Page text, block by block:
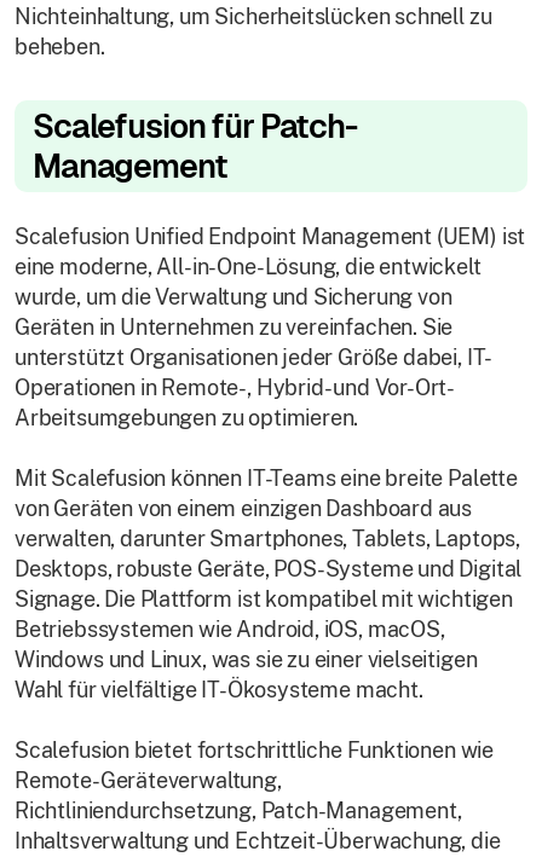
Nichteinhaltung, um Sicherheitslücken schnell zu
beheben.
Scalefusion für Patch-
Management
Scalefusion Unified Endpoint Management (UEM) ist
eine moderne, All-in-One-Lösung, die entwickelt
wurde, um die Verwaltung und Sicherung von
Geräten in Unternehmen zu vereinfachen. Sie
unterstützt Organisationen jeder Größe dabei, IT-
Operationen in Remote-, Hybrid- und Vor-Ort-
Arbeitsumgebungen zu optimieren.
Mit Scalefusion können IT-Teams eine breite Palette
von Geräten von einem einzigen Dashboard aus
verwalten, darunter Smartphones, Tablets, Laptops,
Desktops, robuste Geräte, POS-Systeme und Digital
Signage. Die Plattform ist kompatibel mit wichtigen
Betriebssystemen wie Android, iOS, macOS,
Windows und Linux, was sie zu einer vielseitigen
Wahl für vielfältige IT-Ökosysteme macht.
Scalefusion bietet fortschrittliche Funktionen wie
Remote-Geräteverwaltung,
Richtliniendurchsetzung, Patch-Management,
Inhaltsverwaltung und Echtzeit-Überwachung, die